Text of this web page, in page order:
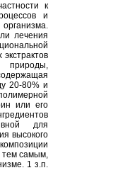
к
и
лечения
природы,
20-80% и
или его
для
высокого
тем самым,
1 з.п.